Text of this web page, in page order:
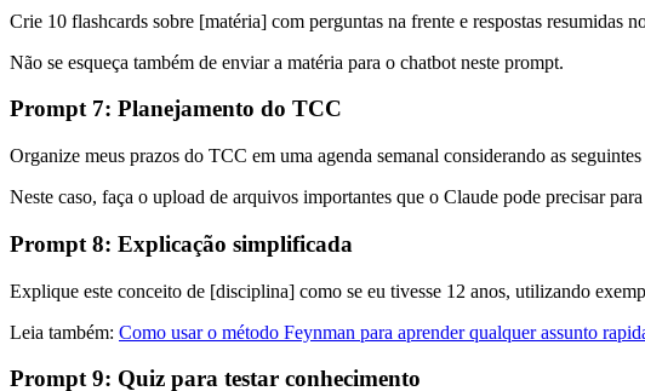
Crie 10 flashcards sobre [matéria] com perguntas na frente e respostas resumidas
Não se esqueça também de enviar a matéria para o chatbot neste prompt.
Prompt 7: Planejamento do TCC
Organize meus prazos do TCC em uma agenda semanal considerando as seguintes
Neste caso, faça o upload de arquivos importantes que o Claude pode precisar
Prompt 8: Explicação simplificada
Explique este conceito de [disciplina] como se eu tivesse 12 anos, utilizando
Leia também: Como usar o método Feynman para aprender qualquer assunto
Prompt 9: Quiz para testar conhecimento